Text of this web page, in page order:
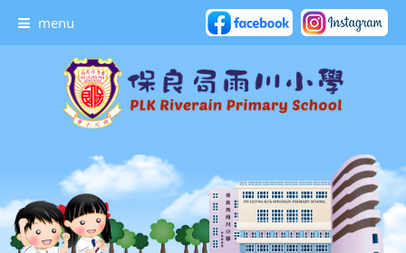
menu